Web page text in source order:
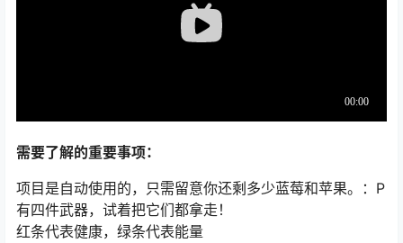
需要了解的重要事项：
项目是自动使用的，只需留意你还剩多少蓝莓和苹果。：P
有四件武器，试着把它们都拿走！
红条代表健康，绿条代表能量